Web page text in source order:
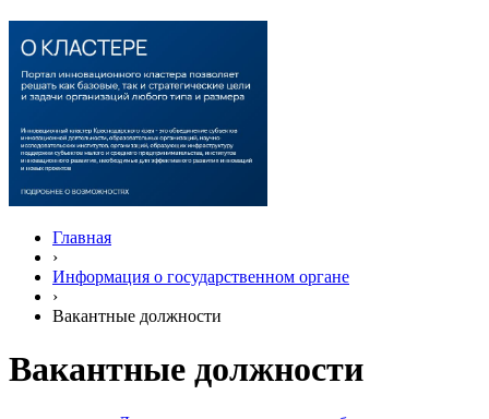
Главная
›
Информация о государственном органе
›
Вакантные должности
Вакантные должности